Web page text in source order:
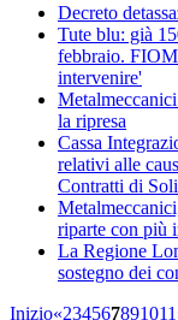
Decreto
Tute blu: già
febbraio.
intervenire'
la ripresa
Cassa
relativi alle
Contratti di
riparte con più
La Regione
sostegno dei
Inizio«234567891011